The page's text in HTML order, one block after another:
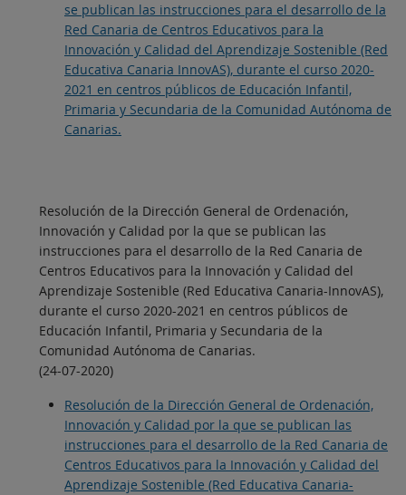
se publican las instrucciones para el desarrollo de la
Red Canaria de Centros Educativos para la
Innovación y Calidad del Aprendizaje Sostenible (Red
Educativa Canaria InnovAS), durante el curso 2020-
2021 en centros públicos de Educación Infantil,
Primaria y Secundaria de la Comunidad Autónoma de
Canarias.
Resolución de la Dirección General de Ordenación,
Innovación y Calidad por la que se publican las
instrucciones para el desarrollo de la Red Canaria de
Centros Educativos para la Innovación y Calidad del
Aprendizaje Sostenible (Red Educativa Canaria-InnovAS),
durante el curso 2020-2021 en centros públicos de
Educación Infantil, Primaria y Secundaria de la
Comunidad Autónoma de Canarias.
(24-07-2020)
Resolución de la Dirección General de Ordenación,
Innovación y Calidad por la que se publican las
instrucciones para el desarrollo de la Red Canaria de
Centros Educativos para la Innovación y Calidad del
Aprendizaje Sostenible (Red Educativa Canaria-